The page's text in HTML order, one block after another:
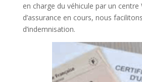
en charge du véhicule par un centre
d’assurance en cours, nous
d’indemnisation.